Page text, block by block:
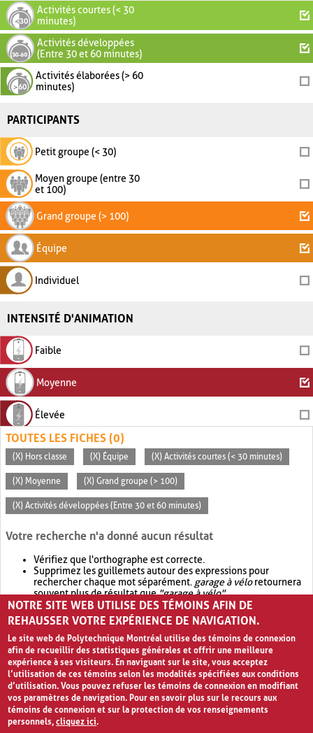
Activités courtes (< 30
minutes)
Activités développées
(Entre 30 et 60 minutes)
Activités élaborées (> 60
minutes)
PARTICIPANTS
Petit groupe (< 30)
Moyen groupe (entre 30
et 100)
Grand groupe (> 100)
Équipe
Individuel
INTENSITÉ D'ANIMATION
Faible
Moyenne
Élevée
TOUTES LES FICHES (0)
(X) Hors classe (X) Équipe (X) Activités courtes (< 30 minutes)
(X) Moyenne (X) Grand groupe (> 100)
(X) Activités développées (Entre 30 et 60 minutes)
Votre recherche n'a donné aucun résultat
Vérifiez que l'orthographe est correcte.
Supprimez les guillemets autour des expressions pour
rechercher chaque mot séparément. garage à véloretournera
souvent plus de résultat que"garage à vélo".
Envisagez d'élargir votre recherche avec OR.garage OR vélo
retournera souvent plus de résultat quegarage à vélo
NOTRE SITE WEB UTILISE DES TÉMOINS AFIN DE
REHAUSSER VOTRE EXPÉRIENCE DE NAVIGATION.
Le site web de Polytechnique Montréal utilise des témoins de connexion
afin de recueillir des statistiques générales et offrir une meilleure
expérience à ses visiteurs. En naviguant sur le site, vous acceptez
l’utilisation de ces témoins selon les modalités spécifiées aux conditions
d’utilisation. Vous pouvez refuser les témoins de connexion en modifiant
vos paramètres de navigation. Pour en savoir plus sur le recours aux
témoins de connexion et sur la protection de vos renseignements
personnels,cliquez ici.